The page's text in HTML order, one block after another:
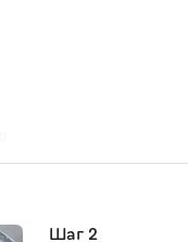
Шаг 2